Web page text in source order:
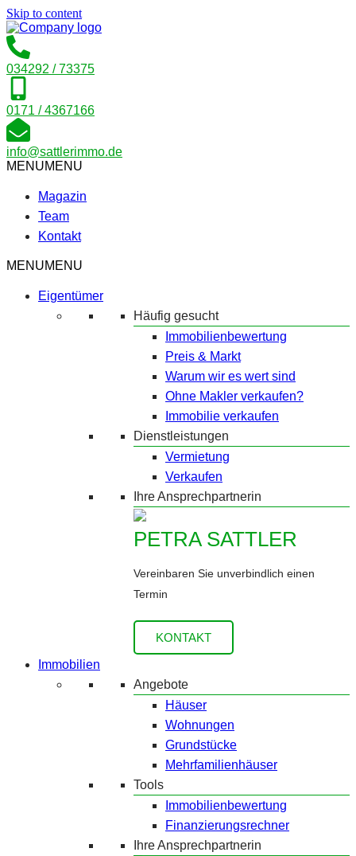
Skip to content
034292 / 73375
0171 / 4367166
info@sattlerimmo.de
MENUMENU
Magazin
Team
Kontakt
MENUMENU
Eigentümer
Häufig gesucht
Immobilienbewertung
Preis & Markt
Warum wir es wert sind
Ohne Makler verkaufen?
Immobilie verkaufen
Dienstleistungen
Vermietung
Verkaufen
Ihre Ansprechpartnerin
PETRA SATTLER
Vereinbaren Sie unverbindlich einen
Termin
KONTAKT
Immobilien
Angebote
Häuser
Wohnungen
Grundstücke
Mehrfamilienhäuser
Tools
Immobilienbewertung
Finanzierungsrechner
Ihre Ansprechpartnerin